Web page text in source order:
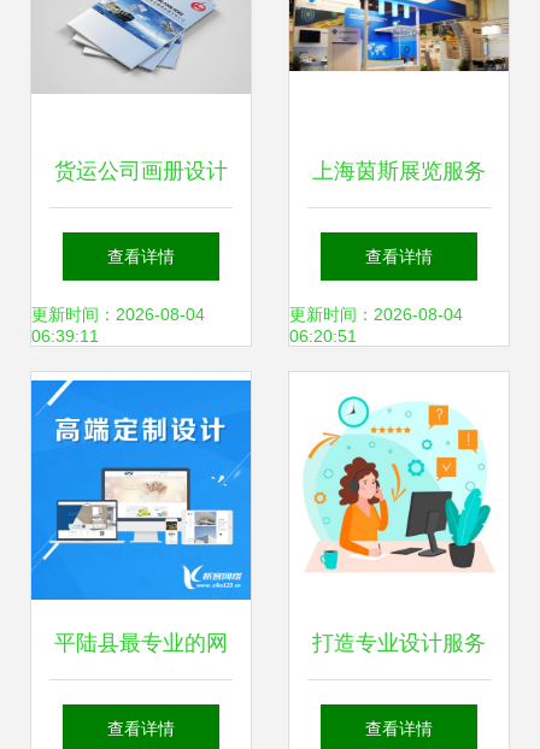
货运公司画册设计
以专业设计服务塑
造品牌力量
查看详情
更新时间：2026-08-04
06:39:11
上海茵斯展览服务
公司 提供专业的德
国展会设计服务
查看详情
更新时间：2026-08-04
06:20:51
平陆县最专业的网
页设计服务商 打造
查看详情
打造专业设计服务
有机平面设计与客
查看详情